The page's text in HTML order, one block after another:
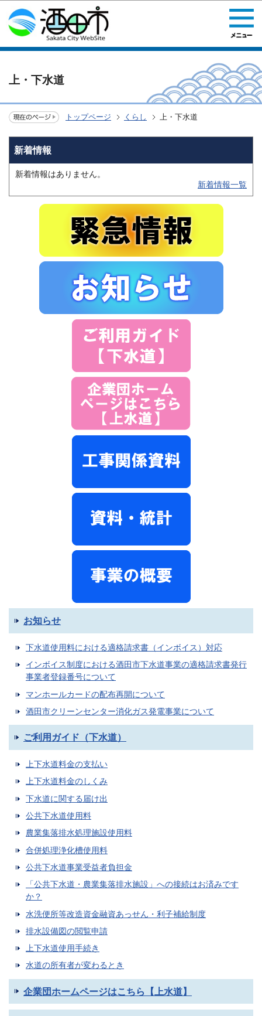
このページの本文へ移動
上・下水道
トップページ くらし 上・下水道
新着情報
新着情報はありません。
新着情報一覧
お知らせ
下水道使用料における適格請求書（インボイス）対応
インボイス制度における酒田市下水道事業の適格請求書発行
事業者登録番号について
マンホールカードの配布再開について
酒田市クリーンセンター消化ガス発電事業について
ご利用ガイド（下水道）
上下水道料金の支払い
上下水道料金のしくみ
下水道に関する届け出
公共下水道使用料
農業集落排水処理施設使用料
合併処理浄化槽使用料
公共下水道事業受益者負担金
「公共下水道・農業集落排水施設」への接続はお済みです
か？
水洗便所等改造資金融資あっせん・利子補給制度
排水設備図の閲覧申請
上下水道使用手続き
水道の所有者が変わるとき
企業団ホームページはこちら【上水道】